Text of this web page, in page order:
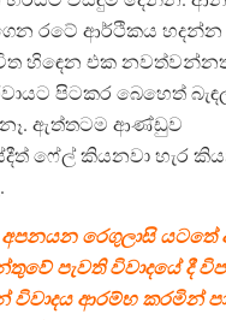
රටේ ආර්ථිකය හදන්න
හිඳෙන එක
පිටකර බෙහෙත්
ඇත්තටම ආණ්ඩුව
ෆේල් කියනවා හැර
රෙගුලාසි යටතේ
පැවති විවාදයේ දී
ආරම්භ කරමින්